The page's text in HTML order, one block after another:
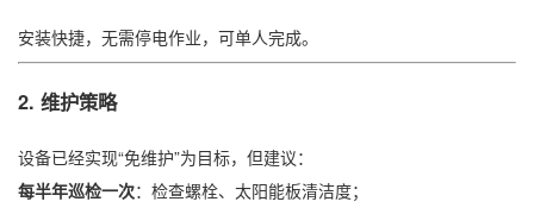
安装快捷，无需停电作业，可单人完成。
2. 维护策略
设备已经实现“免维护”为目标，但建议：
每半年巡检一次：检查螺栓、太阳能板清洁度；